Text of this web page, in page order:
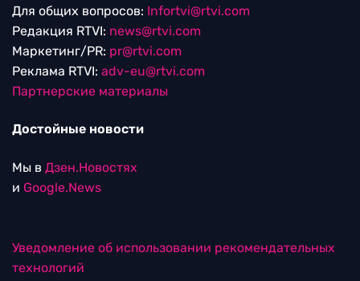
Для общих вопросов: Infortvi@rtvi.com
Редакция RTVI: news@rtvi.com
Маркетинг/PR: pr@rtvi.com
Реклама RTVI: adv-eu@rtvi.com
Партнерские материалы
Достойные новости
Мы в Дзен.Новостях
и Google.News
Уведомление об использовании рекомендательных
технологий